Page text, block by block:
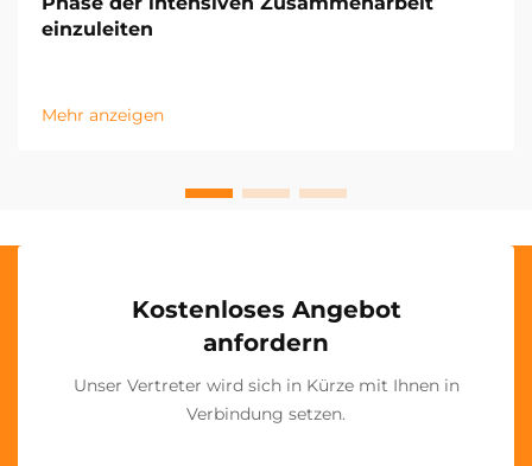
einzuleiten
Mehr anzeigen
Kostenloses Angebot
anfordern
Unser Vertreter wird sich in Kürze mit Ihnen in
Verbindung setzen.